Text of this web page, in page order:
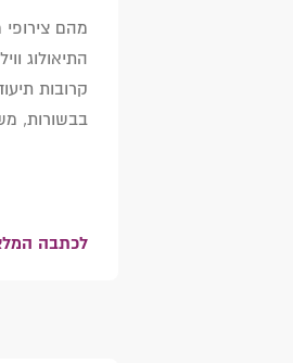
מהם צירופי
התיאולוג
קרובות
בבשורות,
לכתבה